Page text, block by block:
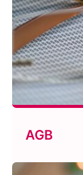
AGB